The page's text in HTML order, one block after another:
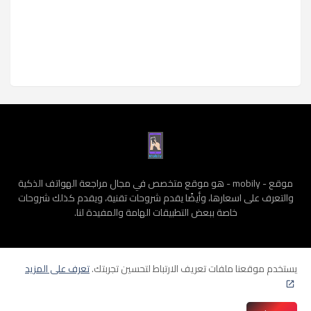
موقع - mobily - هو موقع متخصص في مجال مراجعة الهواتف الذكية
والتعرف على اسعارها، وأيضًا يقدم شروحات تقنية، ويقدم كذلك شروحات
خاصة ببعض التطبيقات الهامة والمفيدة لنا.
الرئيسية سياسة الخصوصية الشروط و الأحكام
من نحن
يستخدم موقعنا ملفات تعريف الارتباط لتحسين تجربتك.تعرف على المزيد